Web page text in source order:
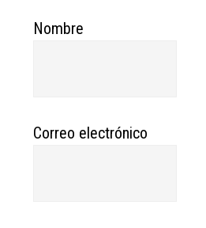
Nombre
Correo electrónico